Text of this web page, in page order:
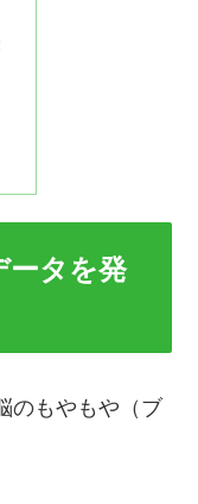
ータを発
のもやもや（ブ